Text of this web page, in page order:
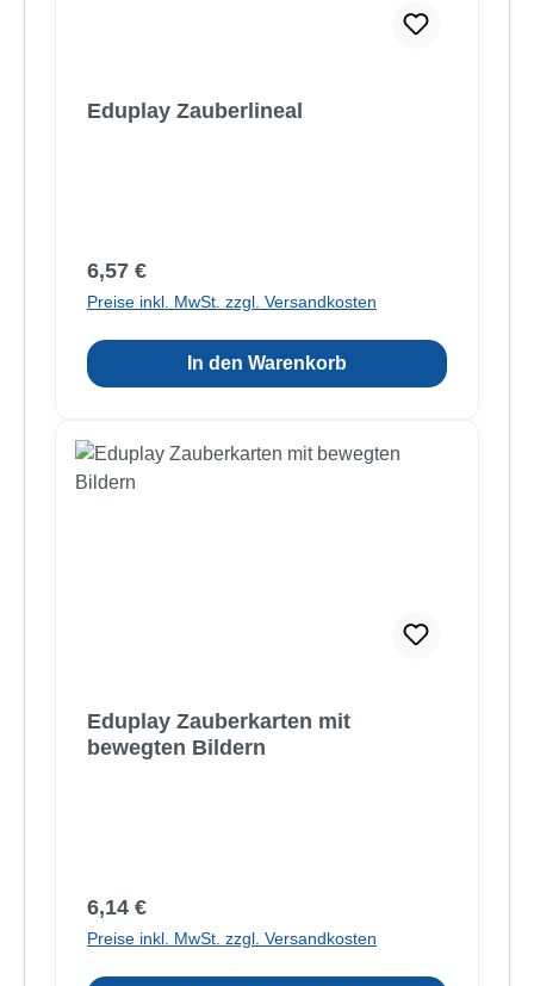
Eduplay Zauberlineal
Regulärer Preis:
6,57 €
Preise inkl. MwSt. zzgl. Versandkosten
In den Warenkorb
Eduplay Zauberkarten mit
bewegten Bildern
Regulärer Preis:
6,14 €
Preise inkl. MwSt. zzgl. Versandkosten